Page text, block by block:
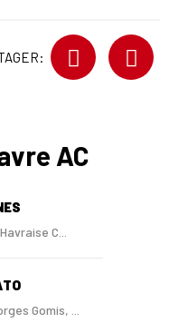
AC
C...
Gomis, ...